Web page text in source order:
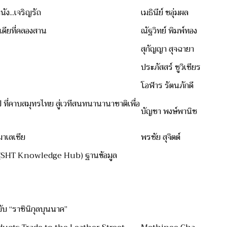
ง...เจริญรัถ
เมธินีย์ ชอุ่มผล
ยที่คลองสาน
ณัฐวิทย์ พิมพ์ทอง
สุกัญญา สุจฉายา
ประภัสสร์ ชูวิเชียร
โอฬาร รัตนภักดี
คาบสมุทรไทย สู่เวทีสนทนานานาชาติเพื่อ
บัญชา พงษ์พานิช
เลเซีย
พรชัย สุจิตต์
Knowledge Hub) ฐานข้อมูล
“ราชินิกุลบุนนาค”